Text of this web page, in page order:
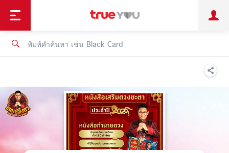
ลูกค้าบุคคล ลูกค้าองค์กร
ช้อป
เทรนด์เทคโนโลยี